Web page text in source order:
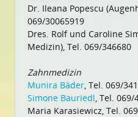
Dr. Ileana Popescu
069/30065919
Dres. Rolf und Caroline
Medizin), Tel. 069/346680
Zahnmedizin
Munira Bäder, Tel. 069/
Simone Bauriedl, Tel. 069/
Maria Karasiewicz, Tel.